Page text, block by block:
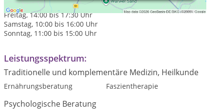
Donnerstag, 14:00 bis 20:00 Uhr
Freitag, 14:00 bis 17:30 Uhr
Samstag, 10:00 bis 16:00 Uhr
Sonntag, 11:00 bis 15:00 Uhr
Leistungsspektrum:
Traditionelle und komplementäre Medizin, Heilkunde
Ernährungsberatung Faszientherapie
Psychologische Beratung